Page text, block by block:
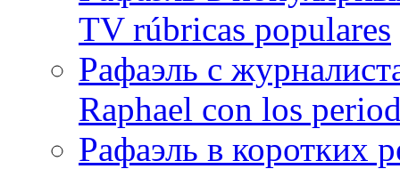
TV rúbricas populares
Рафаэль с
Raphael con los
Рафаэль в коротких